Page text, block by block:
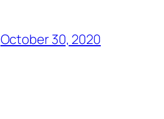
October 30, 2020